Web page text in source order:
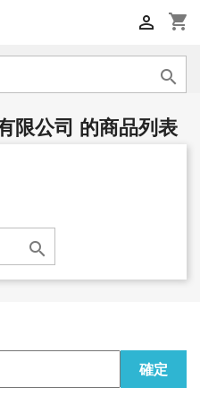
shopping_cart


限公司 的商品列表
